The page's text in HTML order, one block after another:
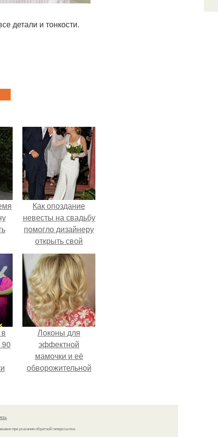
детали и тонкости.
Как опоздание
невесты на свадьбу
помогло дизайнеру
открыть свой
бренд.
Локоны для
эффектной
мамочки и её
обворожительной
при указании обратной гиперссылки.